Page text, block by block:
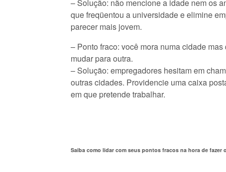
– Solução: não mencione a idade nem os
que freqüentou a universidade e elimine
parecer mais jovem.
– Ponto fraco: você mora numa cidade mas
mudar para outra.
– Solução: empregadores hesitam em
outras cidades. Providencie uma caixa
em que pretende trabalhar.
Saiba como lidar com seus pontos fracos na hora de fazer